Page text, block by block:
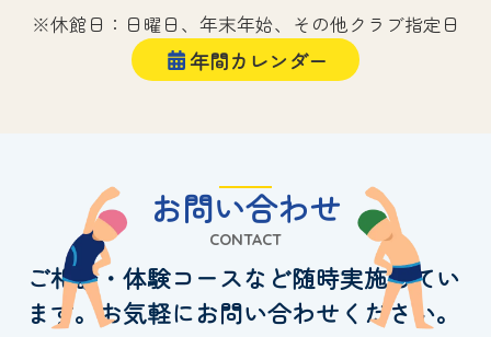
※休館日：日曜日、年末年始、その他クラブ指定日
年間カレンダー
お問い合わせ
CONTACT
ご相談・体験コースなど随時実施してい
ます。お気軽にお問い合わせください。